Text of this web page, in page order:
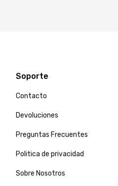
Soporte
Contacto
Devoluciones
Preguntas Frecuentes
Politica de privacidad
Sobre Nosotros